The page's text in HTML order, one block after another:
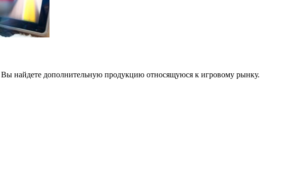
найдете дополнительную продукцию относящуюся к игровому рынку.